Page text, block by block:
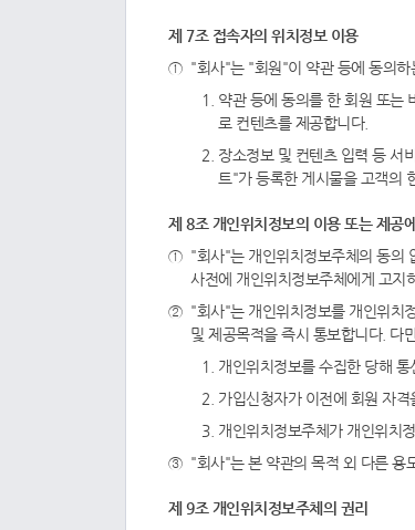
제 7조 접속자의 위치정보 이용
"회사"는 "회원"이 약관 등에 동의하
약관 등에 동의를 한 회원 또는
로 컨텐츠를 제공합니다.
장소정보 및 컨텐츠 입력 등 서
트"가 등록한 게시물을 고객의
제 8조 개인위치정보의 이용 또는 제공
"회사"는 개인위치정보주체의 동의
사전에 개인위치정보주체에게 고지
"회사"는 개인위치정보를 개인위치
및 제공목적을 즉시 통보합니다. 다
개인위치정보를 수집한 당해
가입신청자가 이전에 회원 자
개인위치정보주체가 개인위치
"회사"는 본 약관의 목적 외 다른 용
제 9조 개인위치정보주체의 권리